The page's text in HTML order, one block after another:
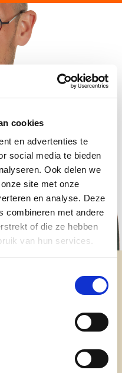
cookies
en advertenties te
social media te bieden
Ook delen we
site met onze
en analyse. Deze
combineren met andere
of die ze hebben
van hun services.
in onze provincie?